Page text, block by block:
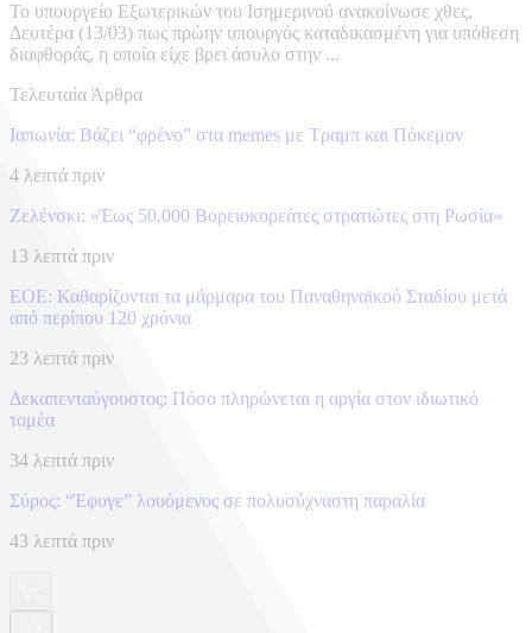
Το υπουργείο Εξωτερικών του Ισημερινού ανακοίνωσε χθες,
Δευτέρα (13/03) πως πρώην υπουργός καταδικασμένη για υπόθεση
διαφθοράς, η οποία είχε βρει άσυλο στην ...
Τελευταία Άρθρα
Ιαπωνία: Βάζει “φρένο” στα memes με Τραμπ και Πόκεμον
4 λεπτά πριν
Ζελένσκι: «Έως 50.000 Βορειοκορεάτες στρατιώτες στη Ρωσία»
13 λεπτά πριν
ΕΟΕ: Καθαρίζονται τα μάρμαρα του Παναθηναϊκού Σταδίου μετά
από περίπου 120 χρόνια
23 λεπτά πριν
Δεκαπενταύγουστος: Πόσο πληρώνεται η αργία στον ιδιωτικό
τομέα
34 λεπτά πριν
Σύρος: “Έφυγε” λουόμενος σε πολυσύχναστη παραλία
43 λεπτά πριν